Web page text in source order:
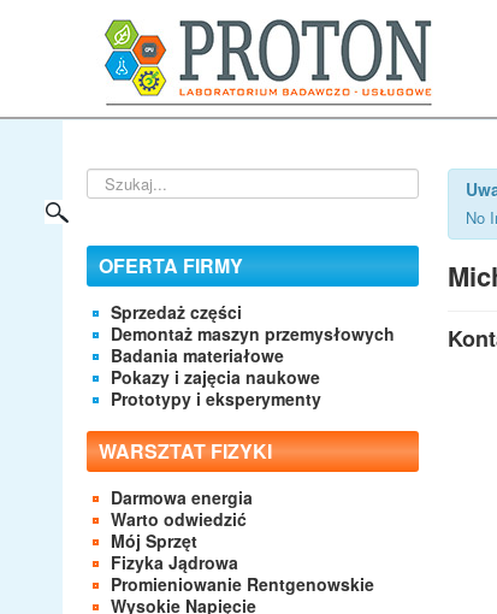
Szukaj...
OFERTA FIRMY
Sprzedaż części
Demontaż maszyn przemysłowych
Badania materiałowe
Pokazy i zajęcia naukowe
Prototypy i eksperymenty
WARSZTAT FIZYKI
Darmowa energia
Warto odwiedzić
Mój Sprzęt
Fizyka Jądrowa
Promieniowanie Rentgenowskie
Wysokie Napięcie
No